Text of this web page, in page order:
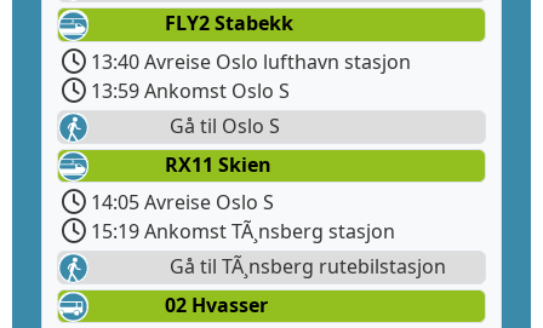
FLY2 Stabekk
13:40 Avreise Oslo lufthavn stasjon
13:59 Ankomst Oslo S
Gå til Oslo S
RX11 Skien
14:05 Avreise Oslo S
15:19 Ankomst TÃ¸nsberg stasjon
Gå til TÃ¸nsberg rutebilstasjon
02 Hvasser